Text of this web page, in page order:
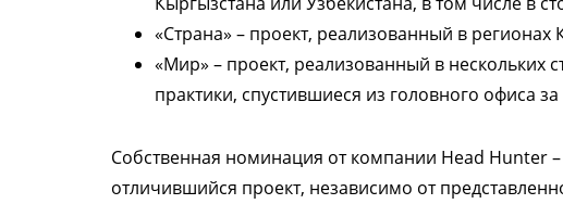
«Страна» – проект, реализованный в регионах
«Мир» – проект, реализованный в нескольких
практики, спустившиеся из головного офиса
Собственная номинация от компании Head Hunter
отличившийся проект, независимо от